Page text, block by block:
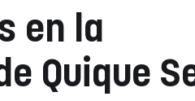
en la
Quique